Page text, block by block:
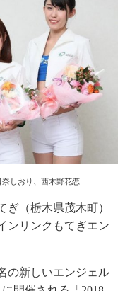
しおり、西木野花恋
（栃木県茂木町）
ンリンクもてぎエン
の新しいエンジェル